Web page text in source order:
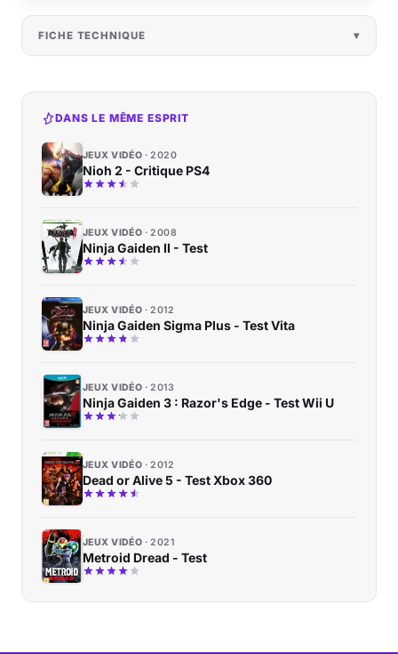
FICHE TECHNIQUE
DANS LE MÊME ESPRIT
JEUX VIDÉO 2020
Nioh 2 - Critique PS4
JEUX VIDÉO 2008
Ninja Gaiden II - Test
JEUX VIDÉO 2012
Ninja Gaiden Sigma Plus - Test Vita
JEUX VIDÉO 2013
Ninja Gaiden 3 : Razor's Edge - Test Wii U
JEUX VIDÉO 2012
Dead or Alive 5 - Test Xbox 360
JEUX VIDÉO 2021
Metroid Dread - Test